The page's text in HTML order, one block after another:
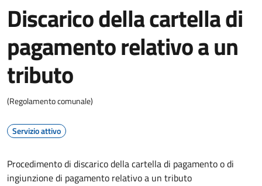
Discarico della cartella di
pagamento relativo a un
tributo
(Regolamento comunale)
Servizio attivo
Procedimento di discarico della cartella di pagamento o di
ingiunzione di pagamento relativo a un tributo